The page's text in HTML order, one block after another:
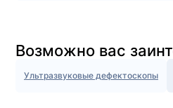
Возможно вас
Ультразвуковые дефектоскопы